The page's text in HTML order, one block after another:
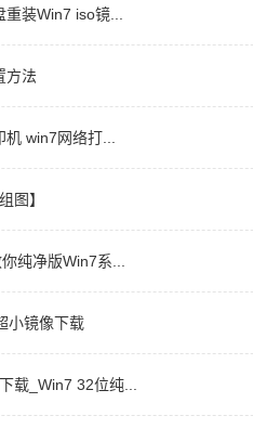
装Win7 iso镜...
方法
win7网络打...
图】
纯净版Win7系...
小镜像下载
载_Win7 32位纯...